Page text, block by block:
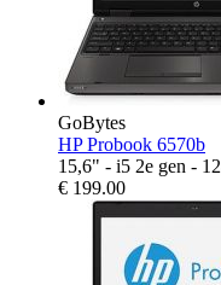
GoBytes
HP Probook 6570b
15,6" - i5 2e gen -
€ 199.00